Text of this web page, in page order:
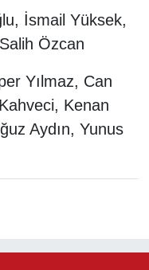
İsmail Yüksek,
Özcan
Yılmaz, Can
Kenan
Aydın, Yunus